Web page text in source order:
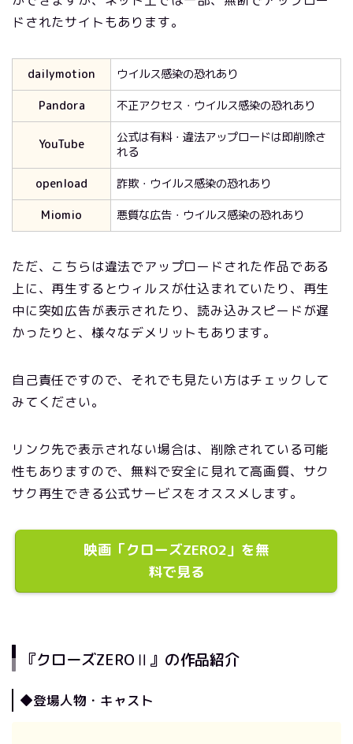
ドされたサイトもあります。
dailymotion
ウイルス感染の恐れあり
Pandora
不正アクセス・ウイルス感染の恐れあり
YouTube
公式は有料・違法アップロードは即削除さ
れる
openload
詐欺・ウイルス感染の恐れあり
Miomio
悪質な広告・ウイルス感染の恐れあり
ただ、こちらは違法でアップロードされた作品である
上に、再生するとウィルスが仕込まれていたり、再生
中に突如広告が表示されたり、読み込みスピードが遅
かったりと、様々なデメリットもあります。
自己責任ですので、それでも見たい方はチェックして
みてください。
リンク先で表示されない場合は、削除されている可能
性もありますので、無料で安全に見れて高画質、サク
サク再生できる公式サービスをオススメします。
映画「クローズZERO2」を無
料で見る
『クローズZEROⅡ』の作品紹介
◆登場人物・キャスト